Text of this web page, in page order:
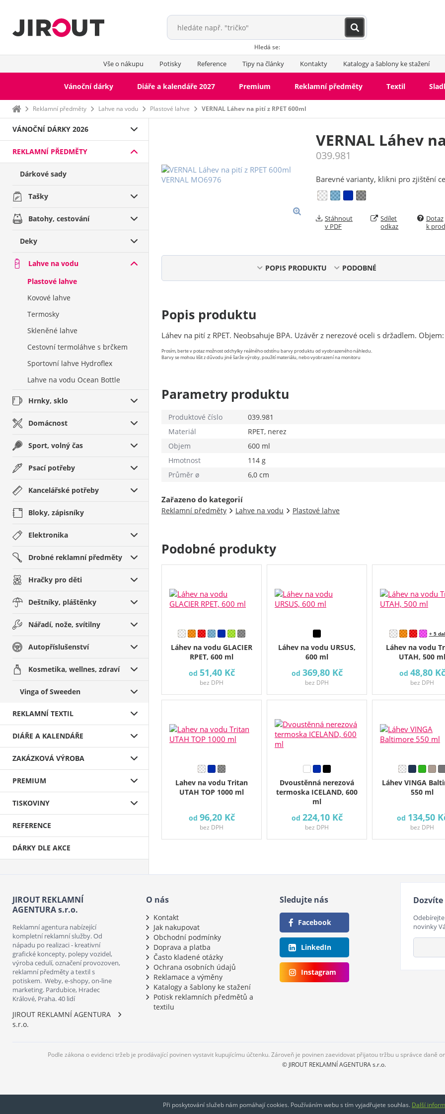
Hledá se:
Vše o nákupu Potisky Reference Tipy na články Kontakty Katalogy a šablony ke stažení
Vánoční dárky Diáře a kalendáře 2027 Premium Reklamní předměty Textil
Domů Reklamní předměty Lahve na vodu Plastové lahve VERNAL Láhev na pití z RPET 600ml
VÁNOČNÍ DÁRKY 2026
REKLAMNÍ PŘEDMĚTY
Dárkové sady
Tašky
Batohy, cestování
Deky
Lahve na vodu
Plastové lahve
Kovové lahve
Termosky
Skleněné lahve
Cestovní termoláhve s brčkem
Sportovní lahve Hydroflex
Lahve na vodu Ocean Bottle
Hrnky, sklo
Domácnost
Sport, volný čas
Psací potřeby
Kancelářské potřeby
Bloky, zápisníky
Elektronika
Drobné reklamní předměty
Hračky pro děti
Deštníky, pláštěnky
Nářadí, nože, svítilny
Autopříslušenství
Kosmetika, wellnes, zdraví
Vinga of Sweeden
REKLAMNÍ TEXTIL
DIÁŘE A KALENDÁŘE
ZAKÁZKOVÁ VÝROBA
PREMIUM
TISKOVINY
REFERENCE
DÁRKY DLE AKCE
VERNAL Láhev
039.981
Barevné varianty, klikni pro zjištění
Stáhnout
v PDF
Sdílet
odkaz
Dotaz
k
POPIS PRODUKTU PODOBNÉ
Popis produktu
Láhev na pití z RPET. Neobsahuje BPA. Uzávěr z nerezové oceli s držadlem.
Prosím, berte v potaz možnost odchylky reálného odstínu barvy produktu od vyobrazeného náhledu.
Barvy se mohou lišit z důvodu jiné šarže výroby, použití materiálu, nebo vyobrazení na monitoru
Parametry produktu
Produktové číslo
039.981
Materiál
RPET, nerez
Objem
600 ml
Hmotnost
114 g
Průměr ø
6,0 cm
Zařazeno do kategorií
Reklamní předměty Lahve na vodu Plastové lahve
Podobné produkty
Láhev na vodu GLACIER
RPET, 600 ml
od 51,40 Kč
bez DPH
Láhev na vodu URSUS,
600 ml
od 369,80 Kč
bez DPH
Láhev na vodu
UTAH, 500 ml
+ 5
od 48,80 Kč
bez DPH
Lahev na vodu Tritan
UTAH TOP 1000 ml
od 96,20 Kč
bez DPH
Dvoustěnná nerezová
termoska ICELAND, 600
ml
od 224,10 Kč
bez DPH
Láhev VINGA
550 ml
od 134,50
bez DPH
JIROUT REKLAMNÍ
AGENTURA s.r.o.
Reklamní agentura nabízející
kompletní reklamní služby. Od
nápadu po realizaci - kreativní
grafické koncepty, polepy vozidel,
výroba cedulí, označení provozoven,
reklamní předměty a textil s
potiskem. Weby, e-shopy, on-line
marketing. Pardubice, Hradec
Králové, Praha. 40 lidí
JIROUT REKLAMNÍ AGENTURA
s.r.o.
O nás
Kontakt
Jak nakupovat
Obchodní podmínky
Doprava a platba
Často kladené otázky
Ochrana osobních údajů
Reklamace a výměny
Katalogy a šablony ke stažení
Potisk reklamních předmětů a
textilu
Sledujte nás
Facebook
LinkedIn
Instagram
novinky
Podle zákona o evidenci tržeb je prodávající povinen vystavit kupujícímu účtenku. Zároveň je povinen zaevidovat přijatou tržbu u správce daně
© JIROUT REKLAMNÍ AGENTURA s.r.o.
Při poskytování služeb nám pomáhají cookies. Používáním webu s tím vyjadřujete souhlas. Další